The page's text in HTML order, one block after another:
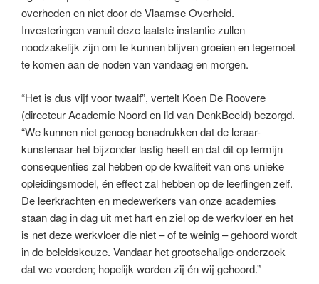
overheden en niet door de Vlaamse Overheid.
Investeringen vanuit deze laatste instantie zullen
noodzakelijk zijn om te kunnen blijven groeien en tegemoet
te komen aan de noden van vandaag en morgen.
“Het is dus vijf voor twaalf”, vertelt Koen De Roovere
(directeur Academie Noord en lid van DenkBeeld) bezorgd.
“We kunnen niet genoeg benadrukken dat de leraar-
kunstenaar het bijzonder lastig heeft en dat dit op termijn
consequenties zal hebben op de kwaliteit van ons unieke
opleidingsmodel, én effect zal hebben op de leerlingen zelf.
De leerkrachten en medewerkers van onze academies
staan dag in dag uit met hart en ziel op de werkvloer en het
is net deze werkvloer die niet – of te weinig – gehoord wordt
in de beleidskeuze. Vandaar het grootschalige onderzoek
dat we voerden; hopelijk worden zij én wij gehoord.”